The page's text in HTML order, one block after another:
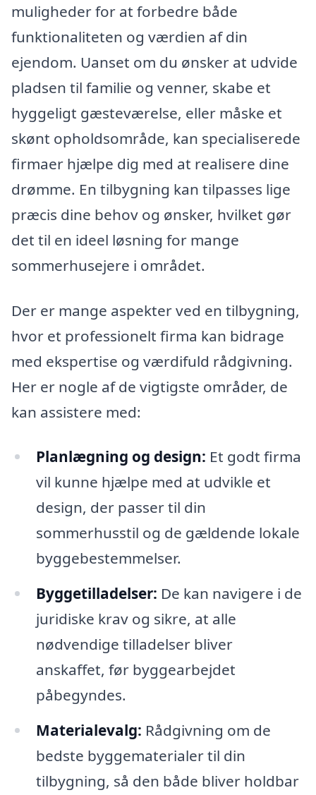
muligheder for at forbedre både
funktionaliteten og værdien af din
ejendom. Uanset om du ønsker at udvide
pladsen til familie og venner, skabe et
hyggeligt gæsteværelse, eller måske et
skønt opholdsområde, kan specialiserede
firmaer hjælpe dig med at realisere dine
drømme. En tilbygning kan tilpasses lige
præcis dine behov og ønsker, hvilket gør
det til en ideel løsning for mange
sommerhusejere i området.
Der er mange aspekter ved en tilbygning,
hvor et professionelt firma kan bidrage
med ekspertise og værdifuld rådgivning.
Her er nogle af de vigtigste områder, de
kan assistere med:
Planlægning og design: Et godt firma
vil kunne hjælpe med at udvikle et
design, der passer til din
sommerhusstil og de gældende lokale
byggebestemmelser.
Byggetilladelser: De kan navigere i de
juridiske krav og sikre, at alle
nødvendige tilladelser bliver
anskaffet, før byggearbejdet
påbegyndes.
Materialevalg: Rådgivning om de
bedste byggematerialer til din
tilbygning, så den både bliver holdbar